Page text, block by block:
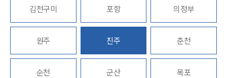
소식/자료
언론보도
공지사항
법률서식
뉴스레터/브로슈어
김천구미 포항 의정부
원주 진주 춘천
순천 군산 목포